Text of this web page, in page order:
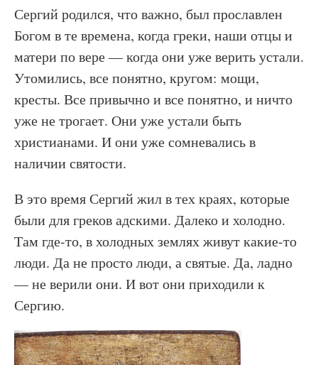
Сергий родился, что важно, был прославлен
Богом в те времена, когда греки, наши отцы и
матери по вере — когда они уже верить устали.
Утомились, все понятно, кругом: мощи,
кресты. Все привычно и все понятно, и ничто
уже не трогает. Они уже устали быть
христианами. И они уже сомневались в
наличии святости.
В это время Сергий жил в тех краях, которые
были для греков адскими. Далеко и холодно.
Там где-то, в холодных землях живут какие-то
люди. Да не просто люди, а святые. Да, ладно
— не верили они. И вот они приходили к
Сергию.